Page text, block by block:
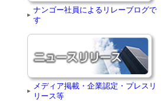
ナンゴー社員によるリレーブログで
す
メディア掲載・企業認定・プレスリ
リース等